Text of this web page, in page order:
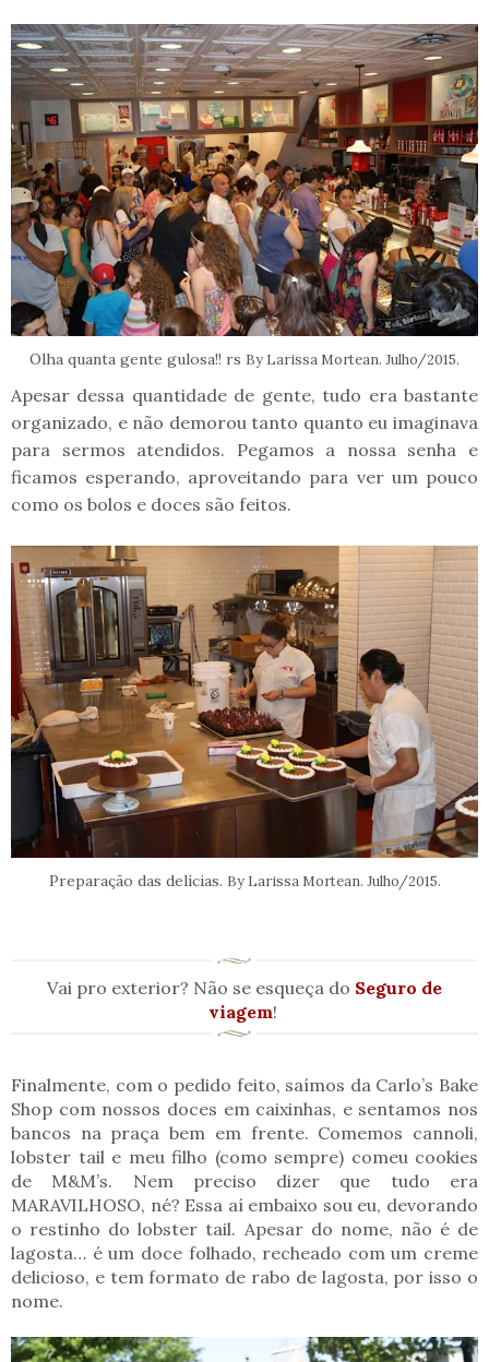
Olha quanta gente gulosa!! rs By Larissa Mortean. Julho/2015.
Apesar dessa quantidade de gente, tudo era bastante
organizado, e não demorou tanto quanto eu imaginava
para sermos atendidos. Pegamos a nossa senha e
ficamos esperando, aproveitando para ver um pouco
como os bolos e doces são feitos.
Preparação das delícias. By Larissa Mortean. Julho/2015.
Vai pro exterior? Não se esqueça do Seguro de
viagem!
Finalmente, com o pedido feito, saímos da Carlo’s Bake
Shop com nossos doces em caixinhas, e sentamos nos
bancos na praça bem em frente. Comemos cannoli,
lobster tail e meu filho (como sempre) comeu cookies
de M&M’s. Nem preciso dizer que tudo era
MARAVILHOSO, né? Essa aí embaixo sou eu, devorando
o restinho do lobster tail. Apesar do nome, não é de
lagosta… é um doce folhado, recheado com um creme
delicioso, e tem formato de rabo de lagosta, por isso o
nome.